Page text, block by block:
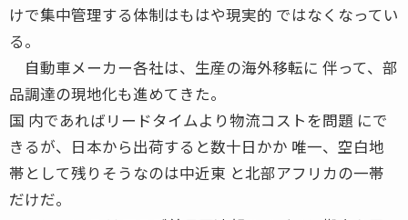
けで集中管理する体制はもはや現実的 ではなくなってい
る。
自動車メーカー各社は、生産の海外移転に 伴って、部
品調達の現地化も進めてきた。
国 内であればリードタイムより物流コストを問題 にで
きるが、日本から出荷すると数十日かか 唯一、空白地
帯として残りそうなのは中近東 と北部アフリカの一帯
だけだ。